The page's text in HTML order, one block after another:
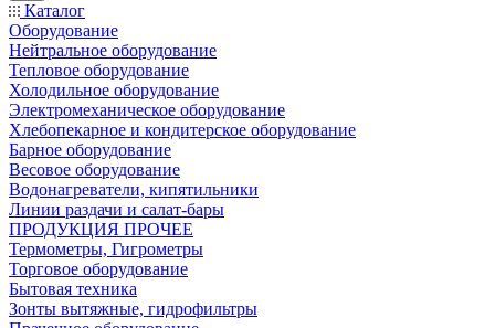
Каталог
Оборудование
Нейтральное оборудование
Тепловое оборудование
Холодильное оборудование
Электромеханическое оборудование
Хлебопекарное и кондитерское оборудование
Барное оборудование
Весовое оборудование
Водонагреватели, кипятильники
Линии раздачи и салат-бары
ПРОДУКЦИЯ ПРОЧЕЕ
Термометры, Гигрометры
Торговое оборудование
Бытовая техника
Зонты вытяжные, гидрофильтры